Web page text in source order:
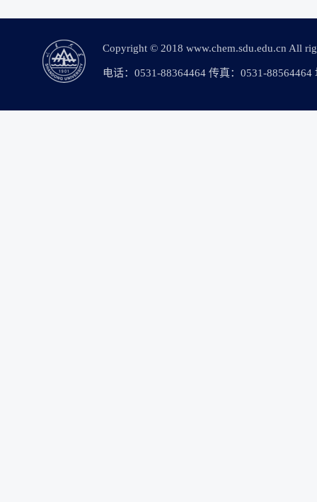
Copyright © 2018 www.chem.sdu.edu.cn All
电话：0531-88364464 传真：0531-